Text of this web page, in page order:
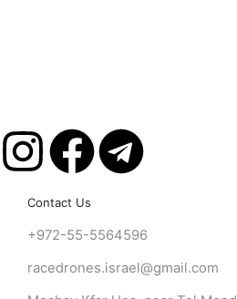
Contact Us
+972-55-5564596
racedrones.israel@gmail.com